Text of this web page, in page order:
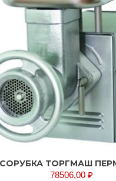
ТОРГМАШ
78506,00 ₽